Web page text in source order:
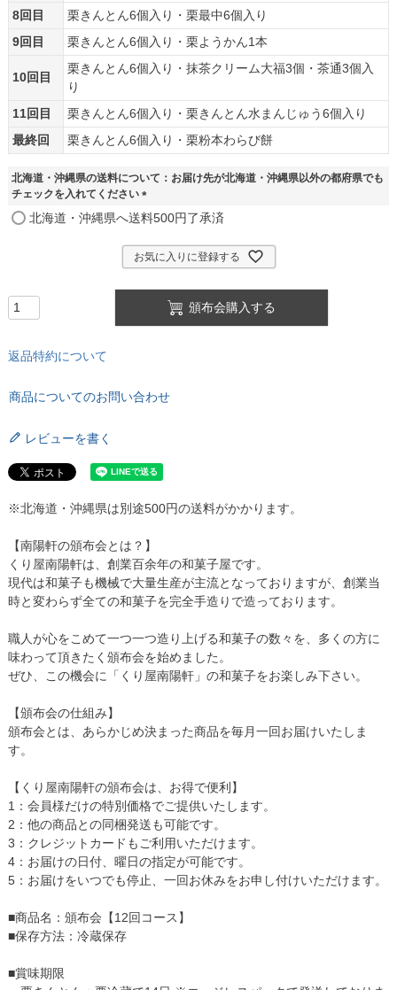
8回目
栗きんとん6個入り・栗最中6個入り
9回目
栗きんとん6個入り・栗ようかん1本
10回目
栗きんとん6個入り・抹茶クリーム大福3個・茶通3個入
り
11回目
栗きんとん6個入り・栗きんとん水まんじゅう6個入り
最終回
栗きんとん6個入り・栗粉本わらび餅
北海道・沖縄県の送料について：お届け先が北海道・沖縄県以外の都府県でも
チェックを入れてください
(
須
)
北海道・沖縄県へ送料500円了承済
お気に入りに登録する
頒布会購入する
返品特約について
商品についてのお問い合わせ
レビューを書く
※北海道・沖縄県は別途500円の送料がかかります。
【南陽軒の頒布会とは？】
くり屋南陽軒は、創業百余年の和菓子屋です。
現代は和菓子も機械で大量生産が主流となっておりますが、創業当
時と変わらず全ての和菓子を完全手造りで造っております。
職人が心をこめて一つ一つ造り上げる和菓子の数々を、多くの方に
味わって頂きたく頒布会を始めました。
ぜひ、この機会に「くり屋南陽軒」の和菓子をお楽しみ下さい。
【頒布会の仕組み】
頒布会とは、あらかじめ決まった商品を毎月一回お届けいたしま
す。
【くり屋南陽軒の頒布会は、お得で便利】
1：会員様だけの特別価格でご提供いたします。
2：他の商品との同梱発送も可能です。
3：クレジットカードもご利用いただけます。
4：お届けの日付、曜日の指定が可能です。
5：お届けをいつでも停止、一回お休みをお申し付けいただけます。
■商品名：頒布会【12回コース】
■保存方法：冷蔵保存
■賞味期限